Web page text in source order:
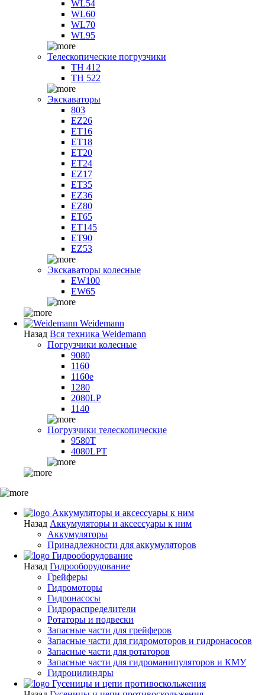
WL54
WL60
WL70
WL95
Телескопические погрузчики
TH 412
TH 522
Экскаваторы
803
EZ26
ET16
ET18
ET20
ET24
EZ17
ET35
EZ36
EZ80
ET65
ET145
ET90
EZ53
Экскаваторы колесные
EW100
EW65
Weidemann
Назад Вся техника Weidemann
Погрузчики колесные
9080
1160
1160e
1280
2080LP
1140
Погрузчики телескопические
9580T
4080LPT
Аккумуляторы и аксессуары к ним
Назад Аккумуляторы и аксессуары к ним
Аккумуляторы
Принадлежности для аккумуляторов
Гидрооборудование
Назад Гидрооборудование
Грейферы
Гидромоторы
Гидронасосы
Гидрораспределители
Ротаторы и подвески
Запасные части для грейферов
Запасные части для гидромоторов и гидронасосов
Запасные части для ротаторов
Запасные части для гидроманипуляторов и КМУ
Гидроцилиндры
Гусеницы и цепи противоскольжения